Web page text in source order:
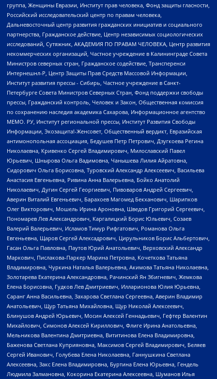
группа, Женщины Евразии, Институт прав человека, Фонд защиты гласности,
Российский исследовательский центр по правам человека,
Дальневосточный центр развития гражданских инициатив и социального
партнерства, Гражданское действие, Центр независимых социологических
исследований, Сутяжник, АКАДЕМИЯ ПО ПРАВАМ ЧЕЛОВЕКА, Центр развития
некоммерческих организаций, Частное учреждение в Калининграде Совета
Министров северных стран, Гражданское содействие, Трансперенси
Интернешнл-Р, Центр Защиты Прав Средств Массовой Информации,
Институт развития прессы - Сибирь, Частное учреждение в Санкт-
Петербурге Совета Министров Северных Стран, Фонд поддержки свободы
прессы, Гражданский контроль, Человек и Закон, Общественная комиссия
по сохранению наследия академика Сахарова, Информационное агентство
МЕМО. РУ, Институт региональной прессы, Институт Развития Свободы
Информации, Экозащита!-Женсовет, Общественный вердикт, Евразийская
антимонопольная ассоциация, Бедушев Петр Петрович, Дзугкоева Регина
Николаевна, Кривенко Сергей Владимирович, Милославский Павел
Юрьевич, Шнырова Ольга Вадимовна, Чанышева Лилия Айратовна,
Сидорович Ольга Борисовна, Туровский Александр Алексеевич, Васильева
Анастасия Евгеньевна, Ривина Анна Валерьевна, Бойко Анатолий
Николаевич, Дугин Сергей Георгиевич, Пивоваров Андрей Сергеевич,
Аверин Виталий Евгеньевич, Барахоев Магомед Бекханович, Шарипков
Олег Викторович, Мошель Ирина Ароновна, Шведов Григорий Сергеевич,
Пономарев Лев Александрович, Каргалицкий Борис Юльевич, Созаев
Валерий Валерьевич, Исламов Тимур Рифгатович, Романова Ольга
Евгеньевна, Щаров Сергей Алексадрович, Цирульников Борис Альбертович,
Гасан Ольга Павловна, Паутов Юрий Анатольевич, Верховский Александр
Маркович, Пислакова-Паркер Марина Петровна, Кочеткова Татьяна
Владимировна, Чуркина Наталья Валерьевна, Акимова Татьяна Николаевна,
Золотарева Екатерина Александровна, Рачинский Ян Збигневич, Жемкова
Елена Борисовна, Гудков Лев Дмитриевич, Илларионова Юлия Юрьевна,
Саранг Анна Васильевна, Захарова Светлана Сергеевна, Аверин Владимир
Анатольевич, Щур Татьяна Михайловна, Щур Николай Алексеевич,
Блинушов Андрей Юрьевич, Мосин Алексей Геннадьевич, Гефтер Валентин
Михайлович, Симонов Алексей Кириллович, Флиге Ирина Анатольевна,
Мельникова Валентина Дмитриевна, Вититинова Елена Владимировна,
Баженова Светлана Куприяновна, Максимов Сергей Владимирович, Беляев
Сергей Иванович, Голубева Елена Николаевна, Ганнушкина Светлана
Алексеевна, Закс Елена Владимировна, Буртина Елена Юрьевна, Гендель
Людмила Залмановна, Кокорина Екатерина Алексеевна, Шуманов Илья